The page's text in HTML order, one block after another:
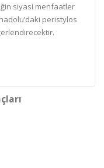
siyasi menfaatler
peristylos